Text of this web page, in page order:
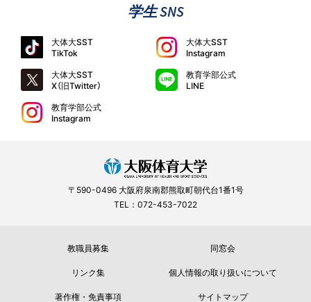
学生 SNS
大体大SST
TikTok
大体大SST
Instagram
大体大SST
X（旧Twitter）
教育学部公式
LINE
教育学部公式
Instagram
〒590-0496 大阪府泉南郡熊取町朝代台1番1号
TEL：072-453-7022
教職員募集
同窓会
リンク集
個人情報の取り扱いについて
著作権・免責事項
サイトマップ